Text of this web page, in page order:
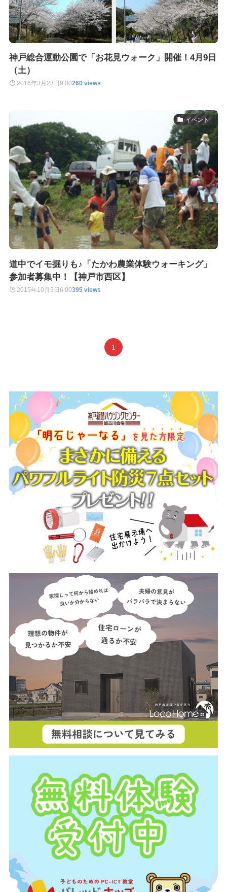
神戸総合運動公園で「お花見ウォーク」開催！4月9日
（土）
2016年3月23日 9:00260 views
イベント
道中でイモ掘りも♪「たかわ農業体験ウォーキング」
参加者募集中！【神戸市西区】
2015年10月5日 6:00395 views
1